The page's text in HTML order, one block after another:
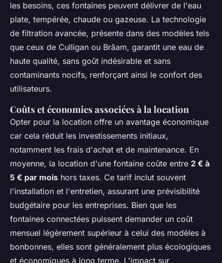
les besoins, ces fontaines peuvent délivrer de l'eau
plate, tempérée, chaude ou gazeuse. La technologie
de filtration avancée, présente dans des modèles tels
que ceux de Culligan ou Brâam, garantit une eau de
haute qualité, sans goût indésirable et sans
contaminants nocifs, renforçant ainsi le confort des
utilisateurs.
Coûts et économies associées à la location
Opter pour la location offre un avantage économique
car cela réduit les investissements initiaux,
notamment les frais d'achat et de maintenance. En
moyenne, la location d'une fontaine coûte entre 2 € à
5 € par mois hors taxes. Ce tarif inclut souvent
l'installation et l'entretien, assurant une prévisibilité
budgétaire pour les entreprises. Bien que les
fontaines connectées puissent demander un coût
mensuel légèrement supérieur à celui des modèles à
bonbonnes, elles sont généralement plus écologiques
et économiques à long terme. L'impact sur